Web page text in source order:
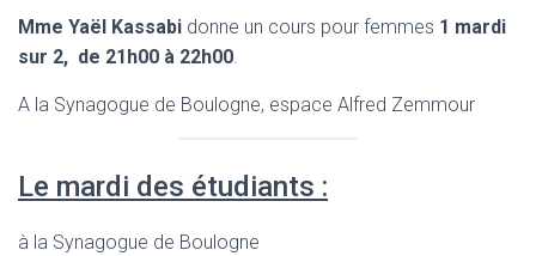
Mme Yaël Kassabi donne un cours pour femmes 1 mardi
sur 2, de 21h00 à 22h00.
A la Synagogue de Boulogne, espace Alfred Zemmour
Le mardi des étudiants :
à la Synagogue de Boulogne